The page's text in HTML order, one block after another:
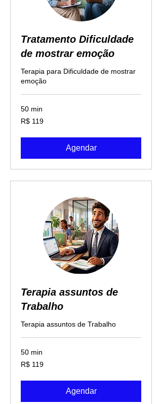
Tratamento Dificuldade
de mostrar emoção
Terapia para Dificuldade de mostrar
emoção
50 min
119
Reais
R$ 119
Agendar
Terapia assuntos de
Trabalho
Terapia assuntos de Trabalho
50 min
119
Reais
R$ 119
Agendar